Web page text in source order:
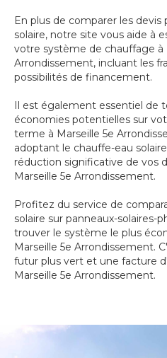
En plus de comparer les
solaire, notre site vous aide à
votre système de chauffage à
Arrondissement, incluant les
possibilités de financement.
Il est également essentiel de
économies potentielles sur
terme à Marseille 5e
adoptant le chauffe-eau
réduction significative de vos
Marseille 5e Arrondissement.
Profitez du service de
solaire sur panneaux-solaires-
trouver le système le plus
Marseille 5e Arrondissement.
futur plus vert et une facture
Marseille 5e Arrondissement.